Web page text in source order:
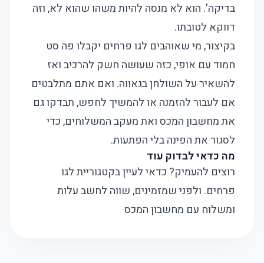
בדיקה'. הוא לא מנסה להיות משהו שהוא לא, וזה
דווקא לטובתו.
בקיצור, מי שאוהבים לגו פרחים יקבלו פה סט
חמוד עם אופי, כזה שעושה חשק להרכיב ואז
להשאיר על השולחן בגאווה. ואם אתם מתלבטים
אם לעבור להזמנה או להמשיך לחפש, תבדקו גם
אתמחשבון המכסואתמעקב המשלוחים, כדי
לסגור את הפינה בלי הפתעות.
מה כדאי לבדוק עוד
רוצים להעמיק? כדאי לעיין בקטגורייתלגו
פרחים. ולפני שמזמינים, שווה לחשב עלות
ומשלוח עם מחשבון המכס